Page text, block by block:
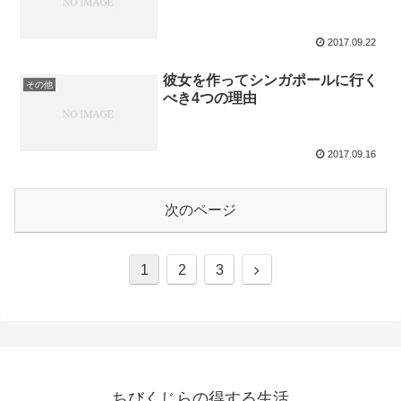
2017.09.22
その他
彼女を作ってシンガポールに行く
べき4つの理由
2017.09.16
次のページ
1 2 3